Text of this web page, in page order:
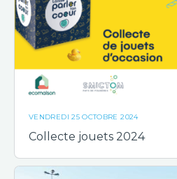
VENDREDI 25 OCTOBRE 2024
Collecte jouets 2024